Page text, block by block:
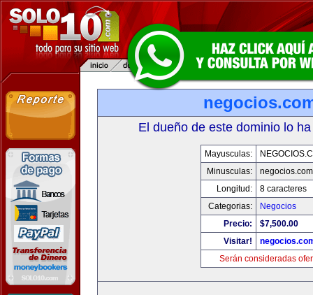
El dueño de este dominio lo
Mayusculas:
Minusculas:
Longitud:
8 caracteres
Categorias:
Negocios
Precio:
$7,500.00
Visitar!
Serán consideradas